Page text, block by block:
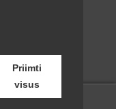
Priimti
visus